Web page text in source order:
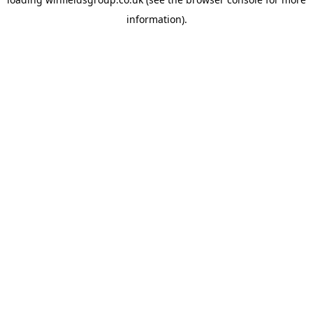
information).